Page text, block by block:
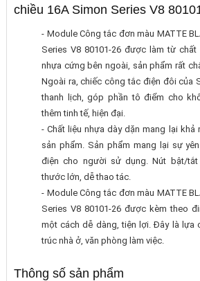
chiều 16A Simon Series V8
- Module Công tắc đơn màu MATTE
Series V8 80101-26 được làm từ
nhựa cứng bên ngoài, sản phẩm rất
Ngoài ra, chiếc công tắc điện đôi của
thanh lịch, góp phần tô điểm cho
thêm tinh tế, hiện đại.
- Chất liệu nhựa dày dặn mang lại khả
sản phẩm. Sản phẩm mang lại sự
điện cho người sử dụng. Nút bật/
thước lớn, dễ thao tác.
- Module Công tắc đơn màu MATTE
Series V8 80101-26 được kèm theo
một cách dễ dàng, tiện lợi. Đây là lựa
trúc nhà ở, văn phòng làm việc.
Thông số sản phẩm